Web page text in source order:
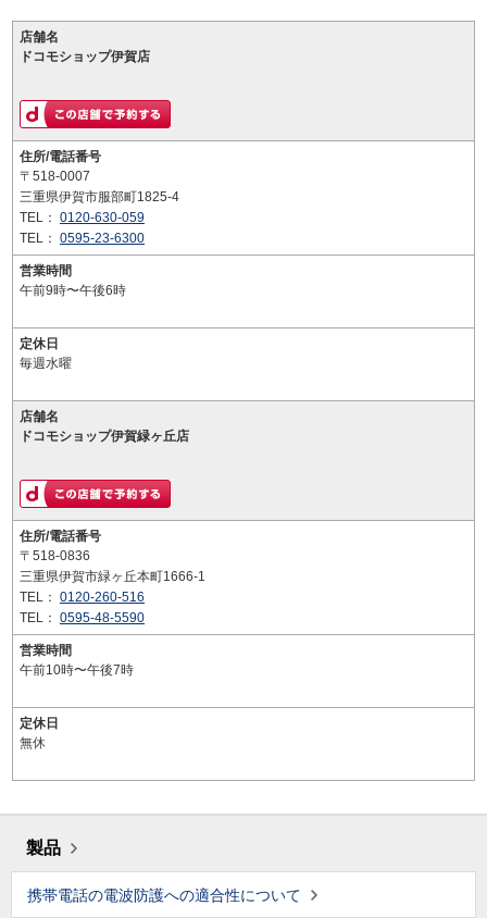
店舗名
ドコモショップ伊賀店
住所/電話番号
〒518-0007
三重県伊賀市服部町1825-4
TEL： 0120-630-059
TEL： 0595-23-6300
営業時間
午前9時〜午後6時
定休日
毎週水曜
店舗名
ドコモショップ伊賀緑ヶ丘店
住所/電話番号
〒518-0836
三重県伊賀市緑ヶ丘本町1666-1
TEL： 0120-260-516
TEL： 0595-48-5590
営業時間
午前10時〜午後7時
定休日
無休
製品
携帯電話の電波防護への適合性について